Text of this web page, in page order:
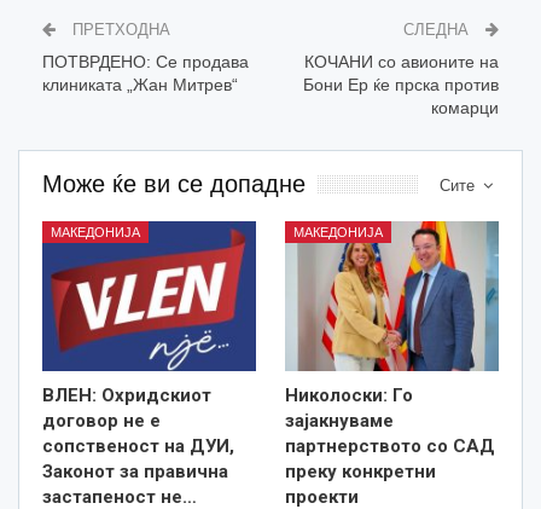
ПРЕТХОДНА
ПОТВРДЕНО: Се продава
клиниката „Жан Митрев“
СЛЕДНА
КОЧАНИ со авионите на
Бони Ер ќе прска против
комарци
Сите
Може ќе ви се допадне
МАКЕДОНИЈА
ВЛЕН: Охридскиот
договор не е
сопственост на ДУИ,
Законот за правична
застапеност не…
МАКЕДОНИЈА
Николоски: Го
зајакнуваме
партнерството со САД
преку конкретни
проекти